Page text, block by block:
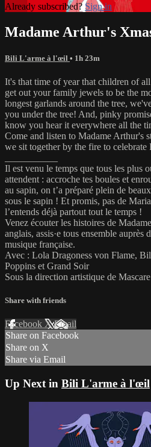
Already subscribed? Sign in
Madame Arthur's
Bili L'arme à l'œil • 1h 23m
It's that time of year that children of
get out your family jewels to be the
longest garlands around the tree,
you under the tree! And, pinky
know you hear it everywhere all the
Come and listen to Madame Arthur's
we sit together by the fire to celebrate
Il est venu le temps que tous les plus
attendent : accroche tes boules et
au sapin, on t’a préparé plein de
sous le sapin ! Et promis, pas de
l’entends déjà partout tout le temps !
Venez écouter les histoires de
anglais, assis·e tous ensemble auprès
musique française.
Avec : Lola Dragoness von Flame,
Poppins et Grand Soir
Sous la direction artistique de Mascare
Share with friends
Facebook XEmail
Share on Facebook
Share on X
Share via Email
Up Next in Bili L'arme à l'œil